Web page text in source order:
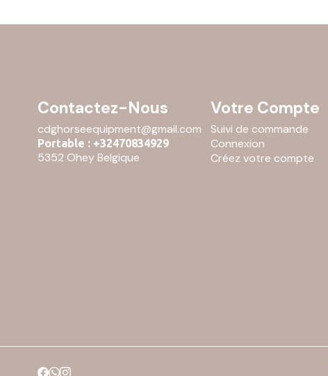
Contactez-Nous
cdghorseequipment@gmail.com
Portable : +32470834929
5352 Ohey Belgique
Votre Compte
Suivi de commande
Connexion
Créez votre compte